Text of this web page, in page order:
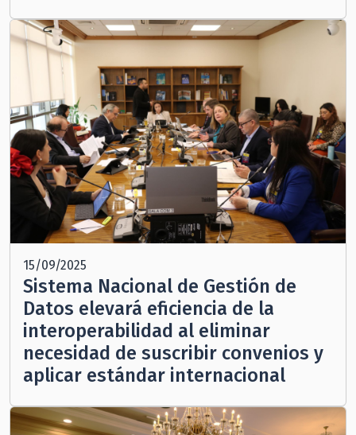
15/09/2025
Sistema Nacional de Gestión de
Datos elevará eficiencia de la
interoperabilidad al eliminar
necesidad de suscribir convenios y
aplicar estándar internacional